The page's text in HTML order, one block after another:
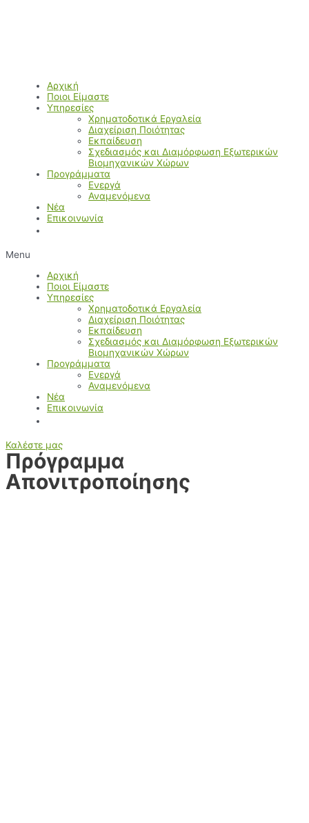
Αρχική
Ποιοι Είμαστε
Υπηρεσίες
Χρηματοδοτικά Εργαλεία
Διαχείριση Ποιότητας
Εκπαίδευση
Σχεδιασμός και Διαμόρφωση Εξωτερικών
Βιομηχανικών Χώρων
Προγράμματα
Ενεργά
Αναμενόμενα
Νέα
Επικοινωνία
Menu
Αρχική
Ποιοι Είμαστε
Υπηρεσίες
Χρηματοδοτικά Εργαλεία
Διαχείριση Ποιότητας
Εκπαίδευση
Σχεδιασμός και Διαμόρφωση Εξωτερικών
Βιομηχανικών Χώρων
Προγράμματα
Ενεργά
Αναμενόμενα
Νέα
Επικοινωνία
Καλέστε μας
Πρόγραμμα
Απονιτροποίησης